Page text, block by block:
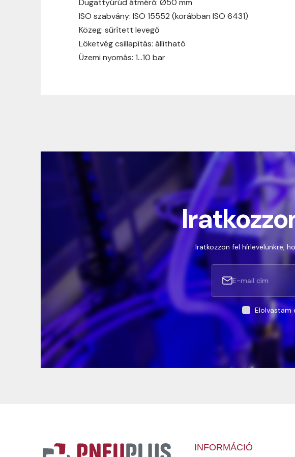
Dugattyúrúd átmérő: Ø50 mm
ISO szabvány: ISO 15552 (korábban ISO 6431)
Közeg: sűrített levegő
Löketvég csillapítás: állítható
Üzemi nyomás: 1…10 bar
Iratkozzon fel hírlevelünkre,
Elolvastam
INFORMÁCIÓ